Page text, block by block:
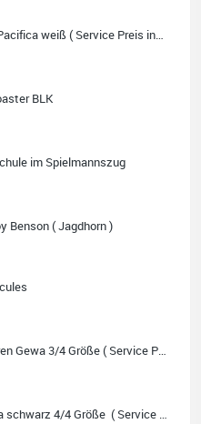
sind erstaunlich.
ebenfalls ausgezeichnet und
E - Gitarre Yamaha Pacifica weiß ( Service Preis inkl. Werkstatt Service )
BLK
im Spielmannszug
Benson ( Jagdhorn )
Kinder Konzertgitarren Gewa 3/4 Größe ( Service Preis inkl. Werkstatt Service )
Konzertgitarre Gewa schwarz 4/4 Größe ( Service Preis inkl. Werkstatt Service )